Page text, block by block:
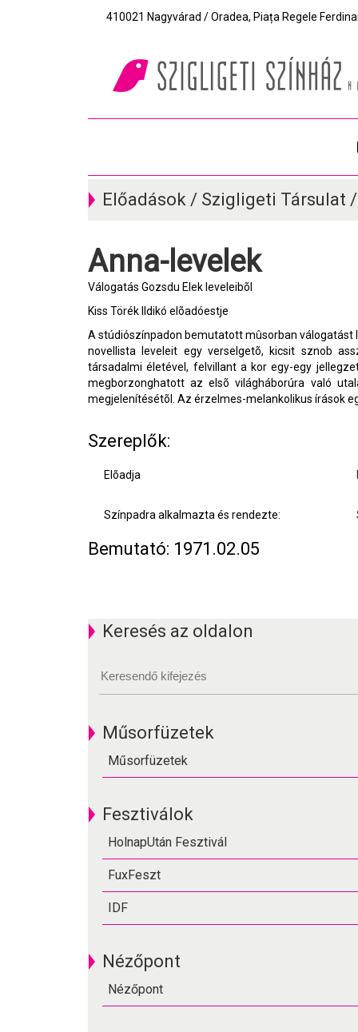
410021 Nagyvárad / Oradea, Piața Regele
Előadások / Szigligeti Társulat
Anna-levelek
Válogatás Gozsdu Elek leveleibõl
Kiss Törék Ildikó elõadóestje
A stúdiószínpadon bemutatott mûsorban válogatást
novellista leveleit egy verselgetõ, kicsit sznob
társadalmi életével, felvillant a kor egy-egy
megborzonghatott az elsõ világháborúra való
megjelenítésétõl. Az érzelmes-melankolikus írások
Szereplők:
Elõadja
Színpadra alkalmazta és rendezte:
Bemutató: 1971.02.05
Keresés az oldalon
Műsorfüzetek
Műsorfüzetek
Fesztiválok
HolnapUtán Fesztivál
FuxFeszt
IDF
Nézőpont
Nézőpont